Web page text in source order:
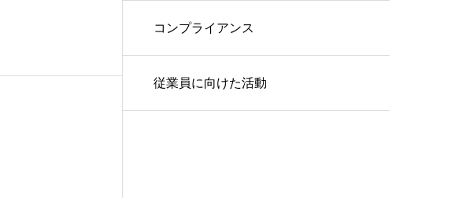
コンプライアンス
従業員に向けた活動